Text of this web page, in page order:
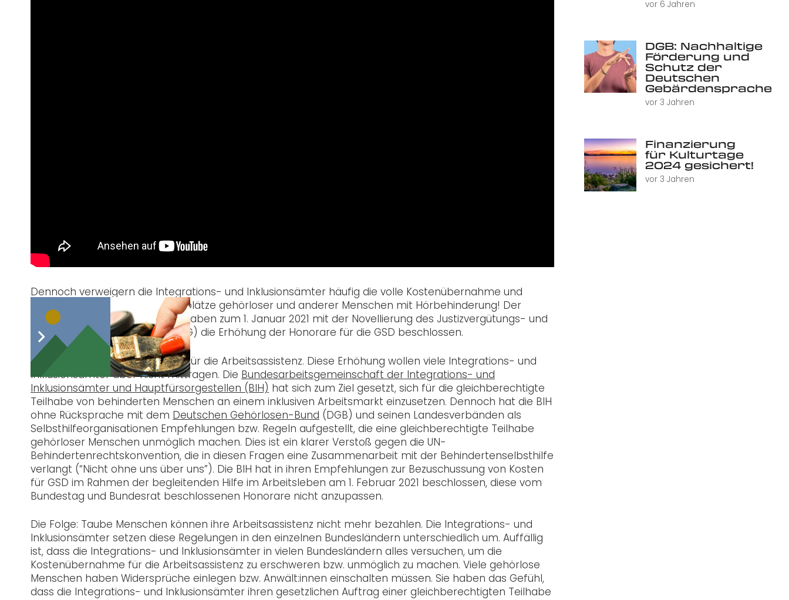
Dennoch verweigern die Integrations- und Inklusionsämter häufig die volle Kostenübernahme und
gefährden bewusst die Arbeitsplätze gehörloser und anderer Menschen mit Hörbehinderung! Der
Bundestag und der Bundesrat haben zum 1. Januar 2021 mit der Novellierung des Justizvergütungs- und
-entschädigungsgesetzes (JVEG) die Erhöhung der Honorare für die GSD beschlossen.
Damit stiegen auch die Kosten für die Arbeitsassistenz. Diese Erhöhung wollen viele Integrations- und
Inklusionsämter aber nicht mittragen. Die Bundesarbeitsgemeinschaft der Integrations- und
Inklusionsämter und Hauptfürsorgestellen (BIH) hat sich zum Ziel gesetzt, sich für die gleichberechtigte
Teilhabe von behinderten Menschen an einem inklusiven Arbeitsmarkt einzusetzen. Dennoch hat die BIH
ohne Rücksprache mit dem Deutschen Gehörlosen-Bund (DGB) und seinen Landesverbänden als
Selbsthilfeorganisationen Empfehlungen bzw. Regeln aufgestellt, die eine gleichberechtigte Teilhabe
gehörloser Menschen unmöglich machen. Dies ist ein klarer Verstoß gegen die UN-
Behindertenrechtskonvention, die in diesen Fragen eine Zusammenarbeit mit der Behindertenselbsthilfe
verlangt (“Nicht ohne uns über uns”). Die BIH hat in ihren Empfehlungen zur Bezuschussung von Kosten
für GSD im Rahmen der begleitenden Hilfe im Arbeitsleben am 1. Februar 2021 beschlossen, diese vom
Bundestag und Bundesrat beschlossenen Honorare nicht anzupassen.
Die Folge: Taube Menschen können ihre Arbeitsassistenz nicht mehr bezahlen. Die Integrations- und
Inklusionsämter setzen diese Regelungen in den einzelnen Bundesländern unterschiedlich um. Auffällig
ist, dass die Integrations- und Inklusionsämter in vielen Bundesländern alles versuchen, um die
Kostenübernahme für die Arbeitsassistenz zu erschweren bzw. unmöglich zu machen. Viele gehörlose
Menschen haben Widersprüche einlegen bzw. Anwält:innen einschalten müssen. Sie haben das Gefühl,
dass die Integrations- und Inklusionsämter ihren gesetzlichen Auftrag einer gleichberechtigten Teilhabe
vor 6 Jahren
DGB: Nachhaltige
Förderung und
Schutz der
Deutschen
Gebärdensprache
vor 3 Jahren
Finanzierung
für Kulturtage
2024 gesichert!
vor 3 Jahren